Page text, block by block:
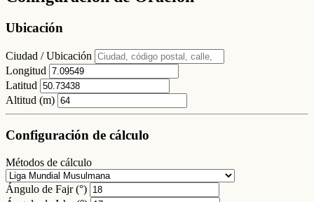
Ubicación
Ciudad / Ubicación
Longitud
Latitud
Altitud (m)
Configuración de cálculo
Métodos de cálculo
Ángulo de Fajr (°)